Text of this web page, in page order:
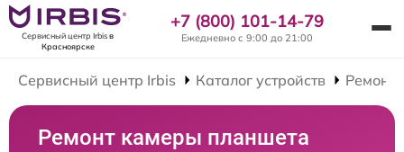
Сервисный центр Irbisв
Красноярске
+7 (800) 101-14-79
Ежедневно с 9:00 до 21:00
Сервисный центр Irbis Каталог устройств Ремонт
Ремонт камеры планшета